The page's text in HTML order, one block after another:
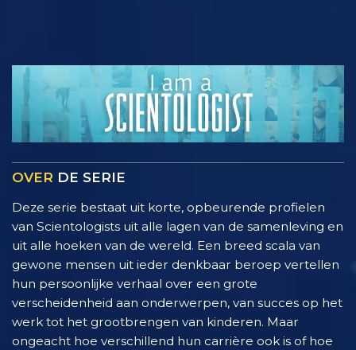
OVER DE SERIE
Deze serie bestaat uit korte, opbeurende profielen
van Scientologists uit alle lagen van de samenleving en
uit alle hoeken van de wereld. Een breed scala van
gewone mensen uit ieder denkbaar beroep vertellen
hun persoonlijke verhaal over een grote
verscheidenheid aan onderwerpen, van succes op het
werk tot het grootbrengen van kinderen. Maar
ongeacht hoe verschillend hun carrière ook is of hoe